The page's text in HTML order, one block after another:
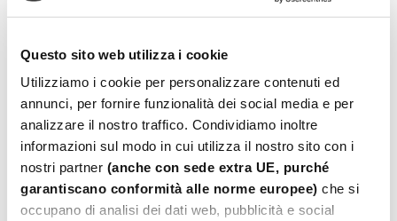
Questo sito web utilizza i cookie
Utilizziamo i cookie per personalizzare contenuti ed
annunci, per fornire funzionalità dei social media e per
analizzare il nostro traffico. Condividiamo inoltre
informazioni sul modo in cui utilizza il nostro sito con i
nostri partner (anche con sede extra UE, purché
garantiscano conformità alle norme europee) che si
occupano di analisi dei dati web, pubblicità e social
Medaglie Religiose